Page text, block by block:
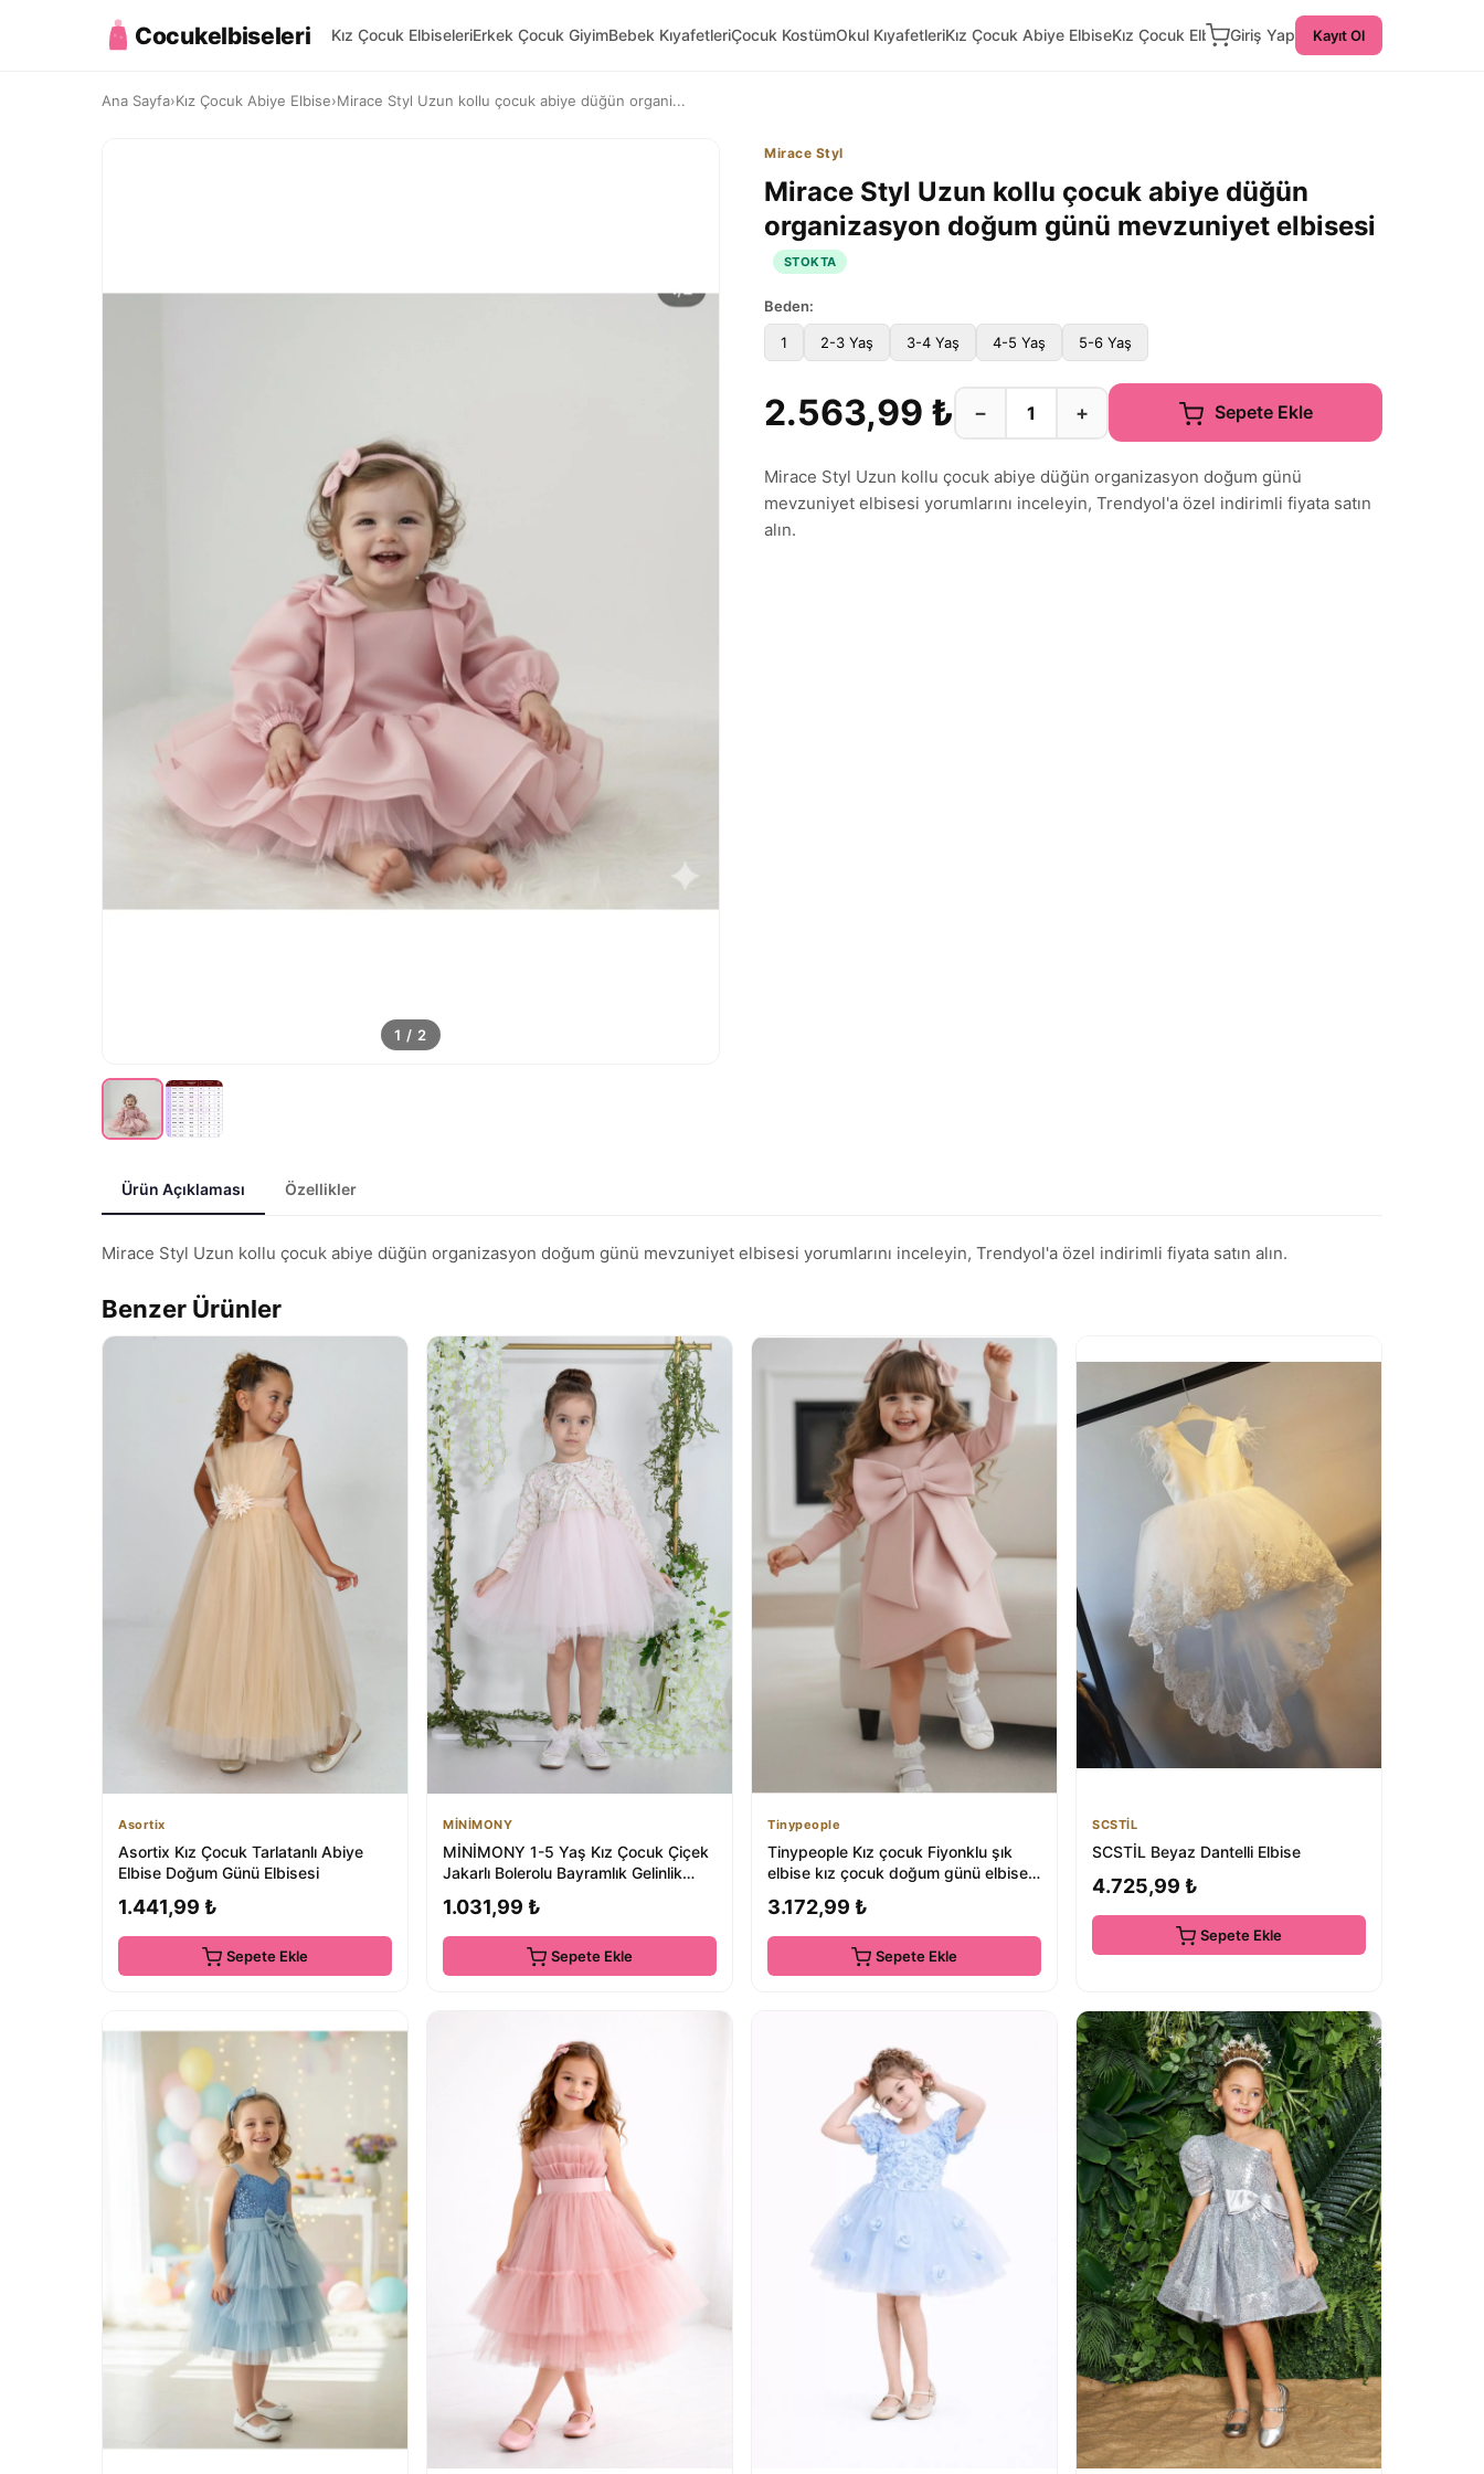
Cocukelbiseleri Kız Çocuk ElbiseleriErkek Çocuk GiyimBebek KıyafetleriÇocuk KostümOkul KıyafetleriKız Çocuk Abiye ElbiseKız Çocuk ElbiseGiriş Yap Kayıt Ol
Ana Sayfa›Kız Çocuk Abiye Elbise›Mirace Styl Uzun kollu çocuk abiye düğün organi...
1 / 2
Mirace Styl
Mirace Styl Uzun kollu çocuk abiye düğün
organizasyon doğum günü mevzuniyet elbisesi
STOKTA
Beden:
1 2-3 Yaş 3-4 Yaş 4-5 Yaş 5-6 Yaş
2.563,99 ₺ − + Sepete Ekle
Mirace Styl Uzun kollu çocuk abiye düğün organizasyon doğum günü
mevzuniyet elbisesi yorumlarını inceleyin, Trendyol'a özel indirimli fiyata satın
alın.
Ürün Açıklaması Özellikler
Mirace Styl Uzun kollu çocuk abiye düğün organizasyon doğum günü mevzuniyet elbisesi yorumlarını inceleyin, Trendyol'a özel indirimli fiyata satın alın.
Benzer Ürünler
Asortix
Asortix Kız Çocuk Tarlatanlı Abiye
Elbise Doğum Günü Elbisesi
1.441,99 ₺
Sepete Ekle
MİNİMONY
MİNİMONY 1-5 Yaş Kız Çocuk Çiçek
Jakarlı Bolerolu Bayramlık Gelinlik
1.031,99 ₺
Sepete Ekle
Tinypeople
Tinypeople Kız çocuk Fiyonklu şık
elbise kız çocuk doğum günü elbisesi
3.172,99 ₺
Sepete Ekle
SCSTİL
SCSTİL Beyaz Dantelli Elbise
4.725,99 ₺
Sepete Ekle